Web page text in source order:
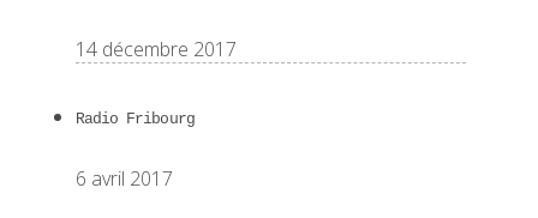
14 décembre 2017
Radio Fribourg
6 avril 2017